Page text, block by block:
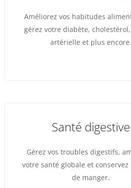
Améliorez vos habitudes
gérez votre diabète,
artérielle et plus encore.
Santé digestive
Gérez vos troubles digestifs,
votre santé globale et
de manger.